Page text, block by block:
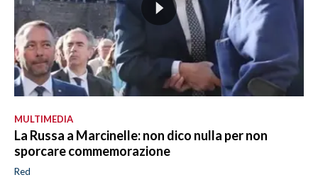
MULTIMEDIA
La Russa a Marcinelle: non dico nulla per non
sporcare commemorazione
Red